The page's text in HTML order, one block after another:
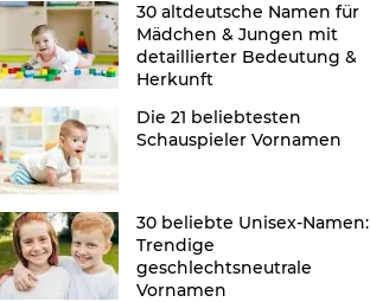
30 altdeutsche Namen für
Mädchen & Jungen mit
detaillierter Bedeutung &
Herkunft
Die 21 beliebtesten
Schauspieler Vornamen
30 beliebte Unisex-Namen:
Trendige
geschlechtsneutrale
Vornamen